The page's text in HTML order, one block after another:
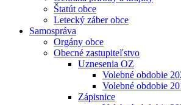
Štatút obce
Letecký záber obce
Samospráva
Orgány obce
Obecné zastupiteľstvo
Uznesenia OZ
Volebné obdobie
Volebné obdobie
Zápisnice